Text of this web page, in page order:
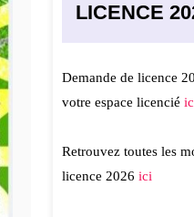
LICENCE
Demande de licence
votre espace licencié
Retrouvez toutes les
licence 2026 ici